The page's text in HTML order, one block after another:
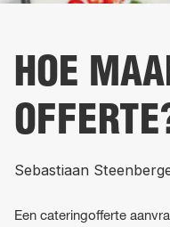
HOE
Sebastiaan
Een cateringofferte